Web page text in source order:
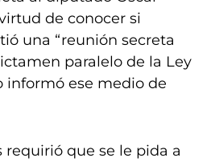
de conocer si
una “reunión secreta
paralelo de la Ley
informó ese medio de
requirió que se le pida a